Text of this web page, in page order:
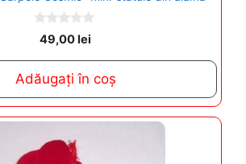
o
o
5
49,00lei
Adăugați în coș